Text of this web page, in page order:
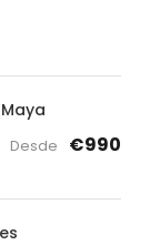
Desde €990